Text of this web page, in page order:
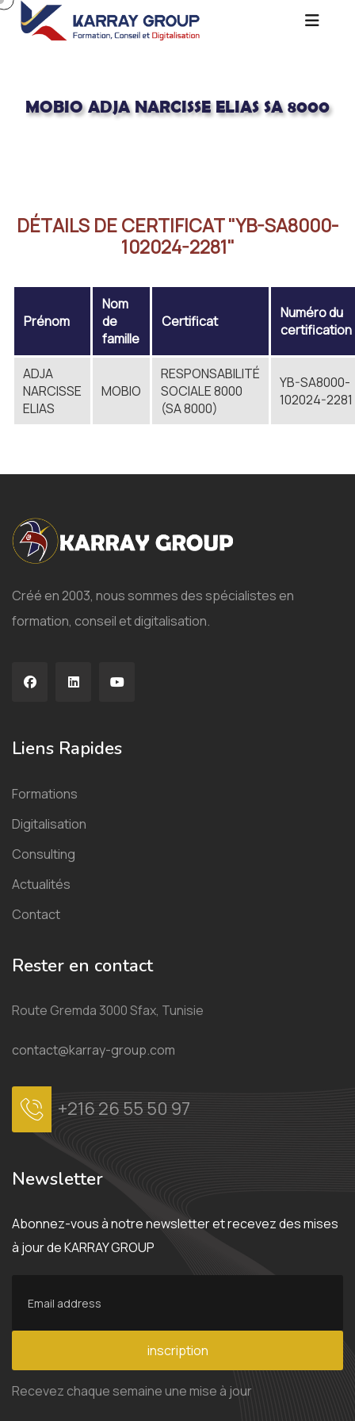
MOBIO ADJA NARCISSE ELIAS SA 8000
DÉTAILS DE CERTIFICAT "YB-SA8000-
102024-2281"
Prénom
Nom
de
famille
Certificat
Numéro du
certification
ADJA
NARCISSE
ELIAS
MOBIO
RESPONSABILITÉ
SOCIALE 8000
(SA 8000)
YB-SA8000-
102024-2281
Créé en 2003, nous sommes des spécialistes en
formation, conseil et digitalisation.
Liens Rapides
Formations
Digitalisation
Consulting
Actualités
Contact
Rester en contact
Route Gremda 3000 Sfax, Tunisie
contact@karray-group.com
+216 26 55 50 97
Newsletter
Abonnez-vous à notre newsletter et recevez des mises
à jour de KARRAY GROUP
inscription
Recevez chaque semaine une mise à jour